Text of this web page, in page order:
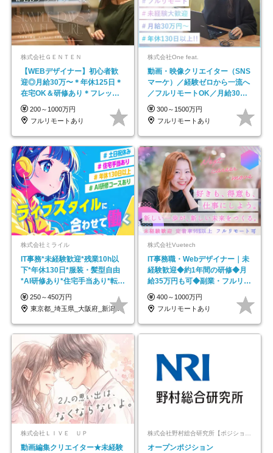
株式会社ＧＥＮＴＥＮ
【WEBデザイナー】初⼼者歓
迎◎⽉給30万〜＊年休125⽇＊
在宅OK＆研修あり＊フレック
ス
200～1000万円
フルリモートあり
株式会社One feat.
動画・映像クリエイター（SNS
マーケ）／経験ゼロから一流へ
／フルリモートOK／月給30万
円～／年休130日以上
300～1500万円
フルリモートあり
株式会社ミライル
IT事務*未経験歓迎*残業10h以
下*年休130日*服装・髪型自由
*AI研修あり*住宅手当あり*転勤
なし
250～450万円
東京都_埼玉県_大阪府_新潟県_福岡県
株式会社Vuetech
IT事務職・Webデザイナー｜未
経験歓迎◆約1年間の研修◆月
給35万円も可◆副業・フルリモ
ート可◆年休126日
400～1000万円
フルリモートあり
株式会社ＬＩＶＥ ＵＰ
動画編集クリエイター★未経験
オープンポジション